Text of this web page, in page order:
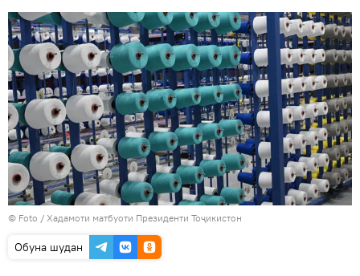
© Foto / Хадамоти матбуоти Президенти Тоҷикистон
Обуна шудан